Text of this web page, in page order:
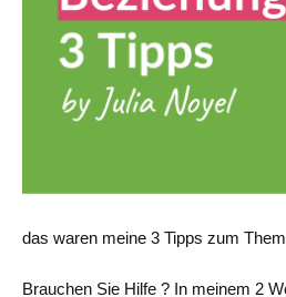
das waren meine 3 Tipps zum
Brauchen Sie Hilfe ? In meinem 2